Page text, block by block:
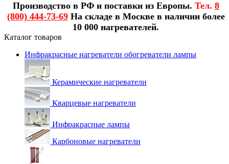
Производство в РФ и поставки из Европы. Тел. 8
(800) 444-73-69На складе в Москве в наличии более
10 000 нагревателей.
Каталог товаров
Инфракрасные нагреватели обогреватели лампы
Керамические нагреватели
Кварцевые нагреватели
Инфракрасные лампы
Карбоновые нагреватели